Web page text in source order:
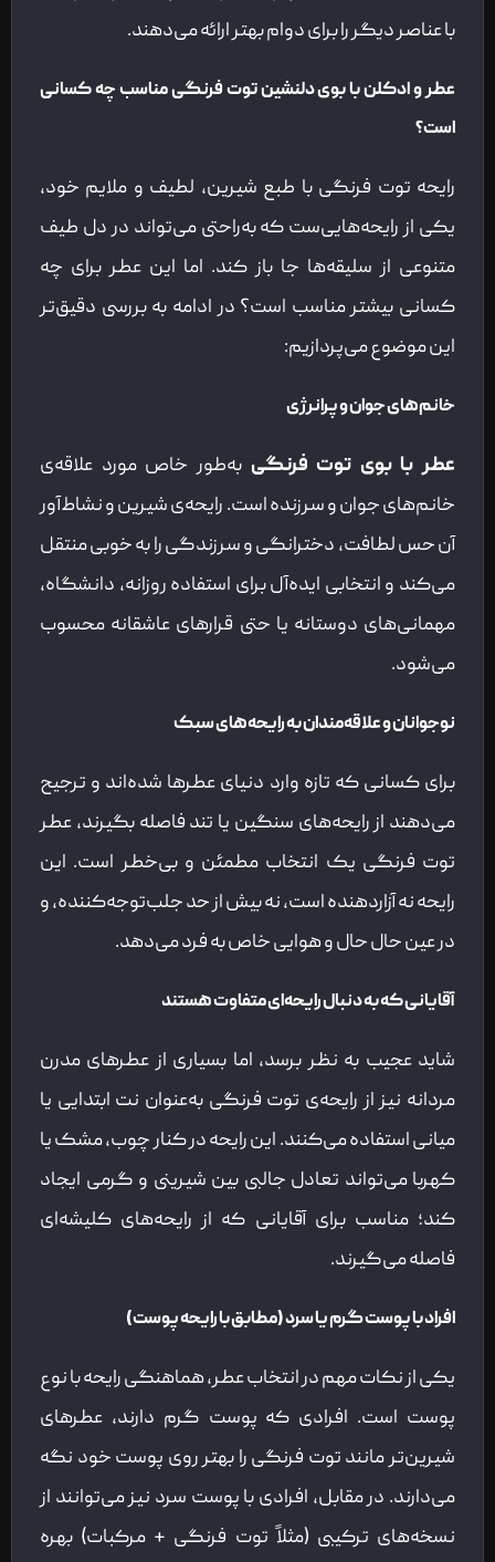
با عناصر دیگر را برای دوام بهتر ارائه می‌دهند.
عطر و ادکلن با بوی دلنشین توت فرنگی مناسب چه کسانی
است؟
رایحه توت فرنگی با طبع شیرین، لطیف و ملایم خود،
یکی از رایحه‌هایی‌ست که به‌راحتی می‌تواند در دل طیف
متنوعی از سلیقه‌ها جا باز کند. اما این عطر برای چه
کسانی بیشتر مناسب است؟ در ادامه به بررسی دقیق‌تر
این موضوع می‌پردازیم:
خانم‌های جوان و پرانرژی
عطر با بوی توت فرنگی به‌طور خاص مورد علاقه‌ی
خانم‌های جوان و سرزنده است. رایحه‌ی شیرین و نشاط‌آور
آن حس لطافت، دخترانگی و سرزندگی را به خوبی منتقل
می‌کند و انتخابی ایده‌آل برای استفاده روزانه، دانشگاه،
مهمانی‌های دوستانه یا حتی قرارهای عاشقانه محسوب
می‌شود.
نوجوانان و علاقه‌مندان به رایحه‌های سبک
برای کسانی که تازه وارد دنیای عطرها شده‌اند و ترجیح
می‌دهند از رایحه‌های سنگین یا تند فاصله بگیرند، عطر
توت فرنگی یک انتخاب مطمئن و بی‌خطر است. این
رایحه نه آزاردهنده است، نه بیش از حد جلب‌توجه‌کننده، و
در عین حال حال و هوایی خاص به فرد می‌دهد.
آقایانی که به دنبال رایحه‌ای متفاوت هستند
شاید عجیب به نظر برسد، اما بسیاری از عطرهای مدرن
مردانه نیز از رایحه‌ی توت فرنگی به‌عنوان نت ابتدایی یا
میانی استفاده می‌کنند. این رایحه در کنار چوب، مشک یا
کهربا می‌تواند تعادل جالبی بین شیرینی و گرمی ایجاد
کند؛ مناسب برای آقایانی که از رایحه‌های کلیشه‌ای
فاصله می‌گیرند.
افراد با پوست گرم یا سرد (مطابق با رایحه پوست)
یکی از نکات مهم در انتخاب عطر، هماهنگی رایحه با نوع
پوست است. افرادی که پوست گرم دارند، عطرهای
شیرین‌تر مانند توت فرنگی را بهتر روی پوست خود نگه
می‌دارند. در مقابل، افرادی با پوست سرد نیز می‌توانند از
نسخه‌های ترکیبی (مثلاً توت فرنگی + مرکبات) بهره